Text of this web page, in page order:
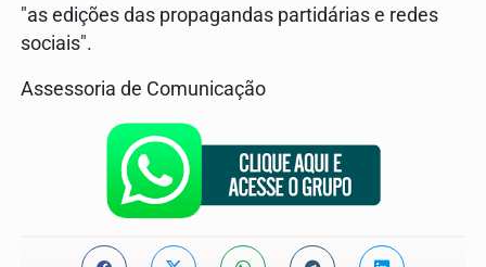
"as edições das propagandas partidárias e redes
sociais".
Assessoria de Comunicação